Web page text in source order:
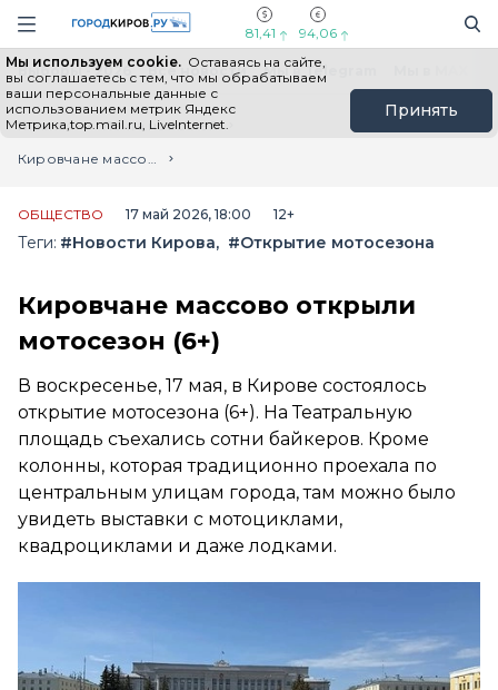
Навигация сайта
81,41 94,06
Мы используем cookie. Оставаясь на сайте,
вы соглашаетесь с тем, что мы обрабатываем
ваши персональные данные с
использованием метрик Яндекс
Метрика,top.mail.ru, LiveInternet.
Принять
Выборы - 2026 Все новости Мы в Telegram
Главная
Лента новостей
Кировчане массово открыли мотосезон (6+)
ОБЩЕСТВО 17 май 2026, 18:00 12+
Теги: #Новости Кирова #Открытие мотосезона
Кировчане массово открыли
мотосезон (6+)
В воскресенье, 17 мая, в Кирове состоялось
открытие мотосезона (6+). На Театральную
площадь съехались сотни байкеров. Кроме
колонны, которая традиционно проехала по
центральным улицам города, там можно было
увидеть выставки с мотоциклами,
квадроциклами и даже лодками.